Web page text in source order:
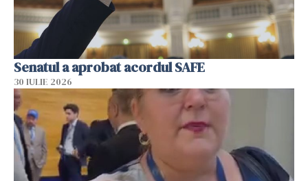
Senatul a aprobat acordul SAFE
30 IULIE 2026